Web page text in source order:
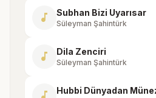
music_note Subhan Bizi Uyarısar
Süleyman Şahintürk
music_note Dila Zenciri
Süleyman Şahintürk
Hubbi Dünyadan